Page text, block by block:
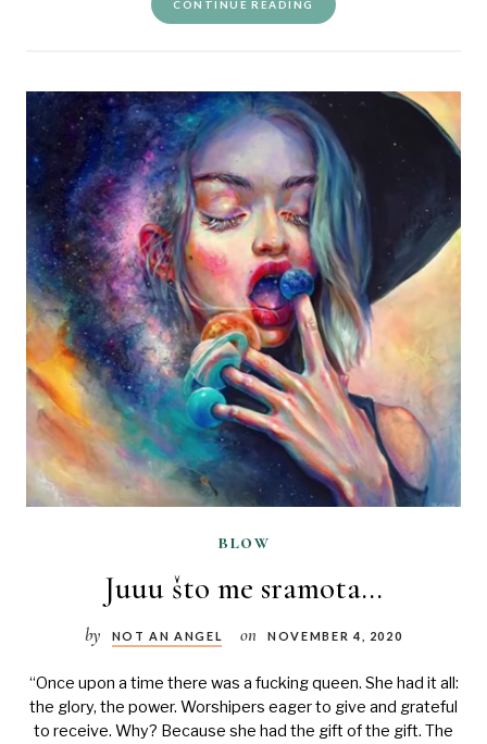
CONTINUE READING
blow
Juuu što me sramota…
by NOT AN ANGEL on NOVEMBER 4, 2020
“Once upon a time there was a fucking queen. She had it all:
the glory, the power. Worshipers eager to give and grateful
to receive. Why? Because she had the gift of the gift. The